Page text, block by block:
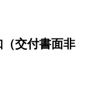
交付書面非